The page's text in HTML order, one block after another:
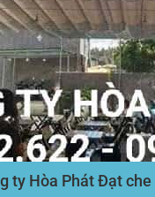
ty Hòa Phát Đạt